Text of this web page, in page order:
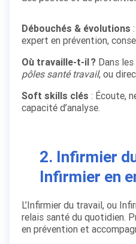
Débouchés & évolutions
expert en prévention,
Où travaille-t-il ? Dans les
pôles santé travail, ou
Soft skills clés : Écoute,
capacité d’analyse.
2. Infirmier
Infirmier en
L’Infirmier du travail, ou
relais santé du quotidien.
en prévention et